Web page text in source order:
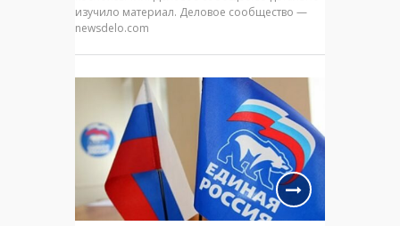
изучило материал. Деловое сообщество —
newsdelo.com